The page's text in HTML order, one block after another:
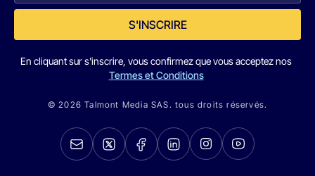
S'INSCRIRE
En cliquant sur s'inscrire, vous confirmez que vous acceptez nos
Termes et Conditions
© 2026 Talmont Media SAS. tous droits réservés.